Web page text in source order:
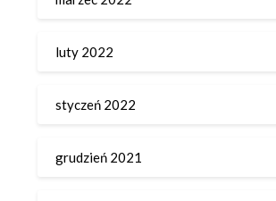
luty 2022
styczeń 2022
grudzień 2021